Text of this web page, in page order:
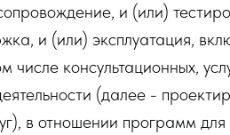
и (или)
и (или) эксплуатация,
числе консультационных,
(далее -
в отношении программ